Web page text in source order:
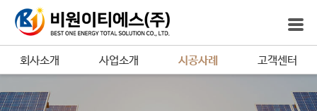
회사소개 사업소개 시공사례 고객센터